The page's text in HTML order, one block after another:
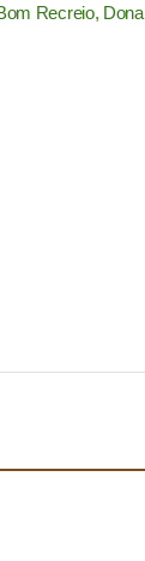
Recreio, Dona